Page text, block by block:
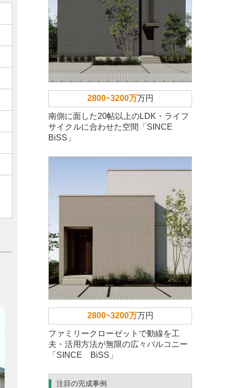
2800~3200万万円
南側に面した20帖以上のLDK・ライフ
サイクルに合わせた空間「SINCE
BiSS」
2800~3200万万円
ファミリークローゼットで動線を工
夫・活用方法が無限の広々バルコニー
「SINCE BiSS」
注目の完成事例